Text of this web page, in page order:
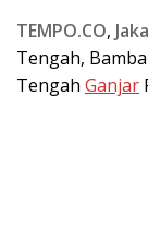
TEMPO.CO,
Tengah,
Tengah Ganjar